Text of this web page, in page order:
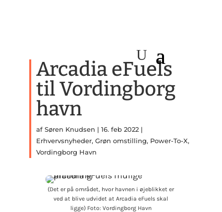
Arcadia eFuels
til Vordingborg
havn
afSøren Knudsen |16. feb 2022 |
Erhvervsnyheder,Grøn omstilling, Power-To-X,
Vordingborg Havn
(Det er på området, hvor havnen i øjeblikket er
ved at blive udvidet at Arcadia eFuels skal
ligge) Foto: Vordingborg Havn